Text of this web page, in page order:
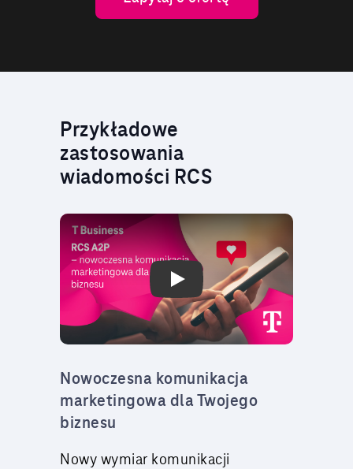
Przykładowe
zastosowania
wiadomości RCS
Play Video: T-Mobile.pl
Nowoczesna komunikacja
marketingowa dla Twojego
biznesu
Nowy wymiar komunikacji